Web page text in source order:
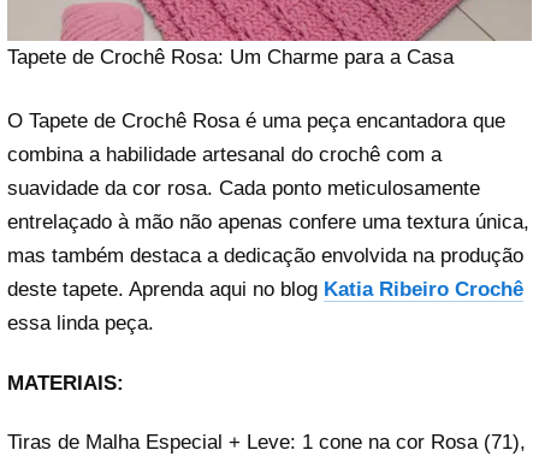
Tapete de Crochê Rosa: Um Charme para a Casa
O Tapete de Crochê Rosa é uma peça encantadora que
combina a habilidade artesanal do crochê com a
suavidade da cor rosa. Cada ponto meticulosamente
entrelaçado à mão não apenas confere uma textura única,
mas também destaca a dedicação envolvida na produção
deste tapete. Aprenda aqui no blog Katia Ribeiro Crochê
essa linda peça.
MATERIAIS:
Tiras de Malha Especial + Leve: 1 cone na cor Rosa (71),